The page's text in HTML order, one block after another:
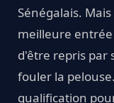
Sénégalais.
meilleure
d'être repris par
fouler la
qualification